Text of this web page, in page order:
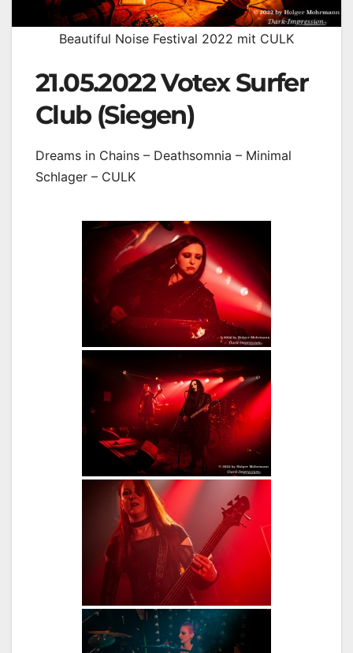
Beautiful Noise Festival 2022 mit CULK
21.05.2022 Votex Surfer
Club (Siegen)
Dreams in Chains – Deathsomnia – Minimal
Schlager – CULK